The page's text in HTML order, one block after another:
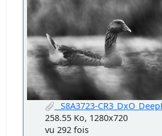
_S8A3723-
258.55 Ko, 1280x720
vu 292 fois